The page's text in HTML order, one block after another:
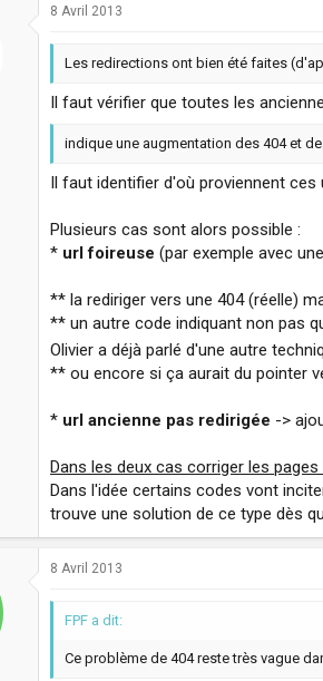
8 Avril 2013
Les redirections ont bien été faites
Il faut vérifier que toutes les
indique une augmentation des 404 et
Il faut identifier d'où proviennent ces
Plusieurs cas sont alors possible :
* url foireuse (par exemple avec
** la rediriger vers une 404 (réelle)
** un autre code indiquant non pas
Olivier a déjà parlé d'une autre
** ou encore si ça aurait du pointer
* url ancienne pas redirigée ->
Dans les deux cas corriger les
Dans l'idée certains codes vont
trouve une solution de ce type dès
8 Avril 2013
FPF a dit:
Ce problème de 404 reste très vague